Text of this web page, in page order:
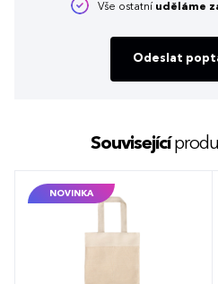
Vše ostatní uděláme
Odeslat
Související
NOVINKA